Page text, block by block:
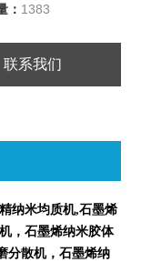
： 1383
联系我们
纳米均质机,石墨烯
，石墨烯纳米胶体
分散机，石墨烯纳